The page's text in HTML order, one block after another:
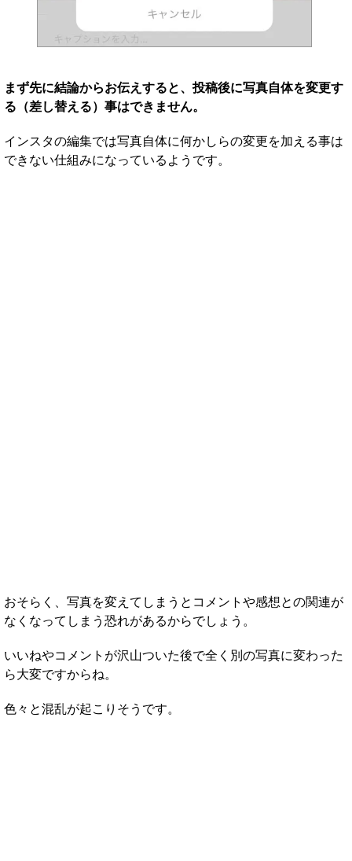
まず先に結論からお伝えすると、投稿後に写真自体を変更す
る（差し替える）事はできません。
インスタの編集では写真自体に何かしらの変更を加える事は
できない仕組みになっているようです。
おそらく、写真を変えてしまうとコメントや感想との関連が
なくなってしまう恐れがあるからでしょう。
いいねやコメントが沢山ついた後で全く別の写真に変わった
ら大変ですからね。
色々と混乱が起こりそうです。